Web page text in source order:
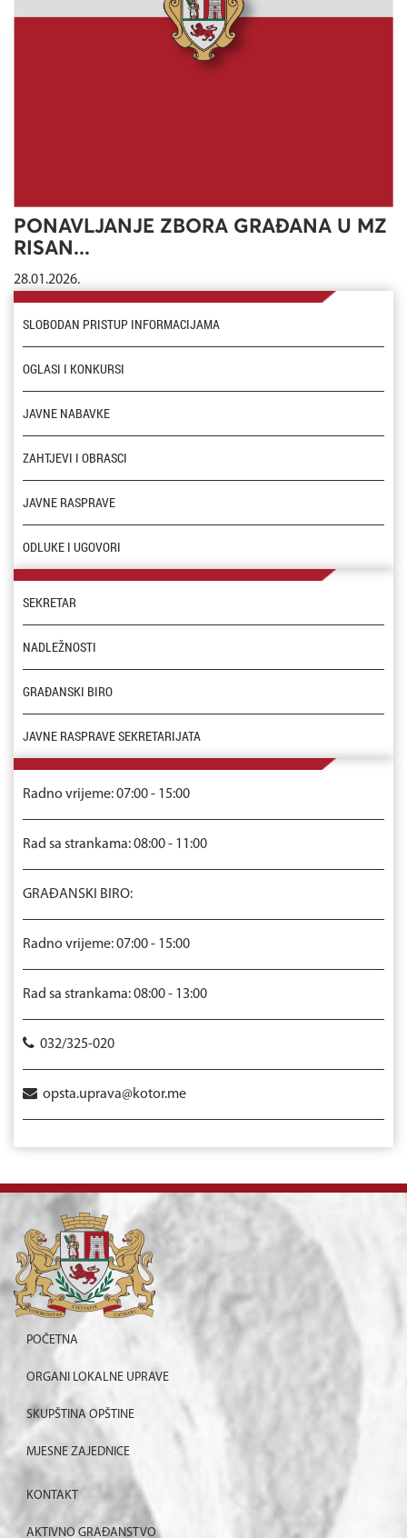
PONAVLJANJE ZBORA GRAĐANA U MZ
RISAN...
28.01.2026.
SLOBODAN PRISTUP INFORMACIJAMA
OGLASI I KONKURSI
JAVNE NABAVKE
ZAHTJEVI I OBRASCI
JAVNE RASPRAVE
ODLUKE I UGOVORI
SEKRETAR
NADLEŽNOSTI
GRAĐANSKI BIRO
JAVNE RASPRAVE SEKRETARIJATA
Radno vrijeme: 07:00 - 15:00
Rad sa strankama: 08:00 - 11:00
GRAĐANSKI BIRO:
Radno vrijeme: 07:00 - 15:00
Rad sa strankama: 08:00 - 13:00
032/325-020
opsta.uprava@kotor.me
POČETNA
ORGANI LOKALNE UPRAVE
SKUPŠTINA OPŠTINE
MJESNE ZAJEDNICE
KONTAKT
AKTIVNO GRAĐANSTVO